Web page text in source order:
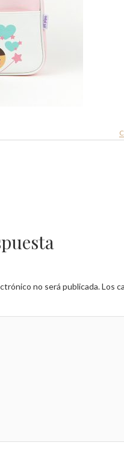
no será publicada.Los